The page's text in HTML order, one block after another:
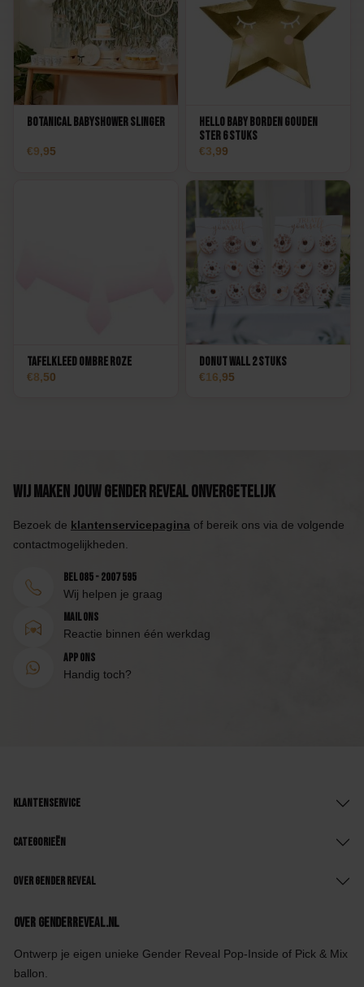
Botanical Babyshower Slinger
9,95
Hello Baby Borden Gouden
Ster 6 stuks
3,99
Tafelkleed Ombre Roze
8,50
Donut Wall 2 stuks
16,95
Wij maken jouw Gender Reveal onvergetelijk
Bezoek de klantenservicepagina of bereik ons via de volgende
contactmogelijkheden.
Bel 085 - 2007 595
Wij helpen je graag
Mail ons
Reactie binnen één werkdag
App ons
Handig toch?
Klantenservice
Categorieën
Over Gender Reveal
Over GenderReveal.nl
Ontwerp je eigen unieke Gender Reveal Pop-Inside of Pick & Mix
ballon.